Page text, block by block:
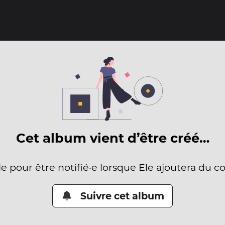
Cet album vient d’être créé…
pour être notifié·e lorsque Ele ajoutera du
Suivre cet album